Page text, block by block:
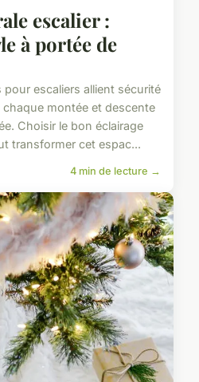
escalier :
à portée de
pour escaliers allient sécurité
montée et descente
Choisir le bon éclairage
transformer cet espac...
4 min de lecture →